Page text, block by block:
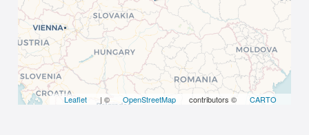
Leaflet | © OpenStreetMap contributors © CARTO